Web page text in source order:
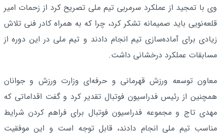
وی با تمجید از عملکرد سرمربی تیم ملی تصریح کرد از زحمات امیر
قلعه‌نویی باید صمیمانه تشکر کرد، چرا که به همراه کادر فنی تلاش
زیادی برای آماده‌سازی تیم انجام دادند و تیم ملی در این دوره از
مسابقات عملکرد درخشانی داشت.
معاون توسعه ورزش قهرمانی و حرفه‌ای وزارت ورزش و جوانان
همچنین از رئیس فدراسیون فوتبال تقدیر کرد و گفت اقداماتی که
مهدی تاج و مجموعه فدراسیون فوتبال برای فراهم کردن شرایط
مناسب تیم ملی انجام دادند، قابل توجه است و این موفقیت